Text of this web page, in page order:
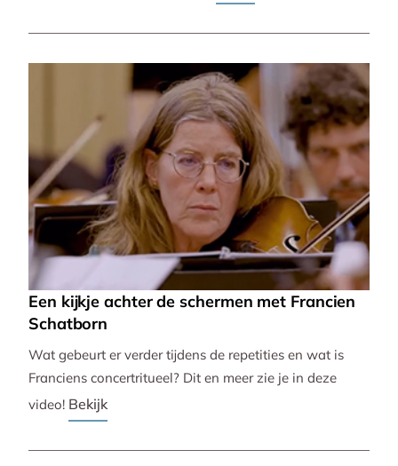
Een kijkje achter de schermen met Francien
Schatborn
Wat gebeurt er verder tijdens de repetities en wat is
Franciens concertritueel? Dit en meer zie je in deze
video! Bekijk